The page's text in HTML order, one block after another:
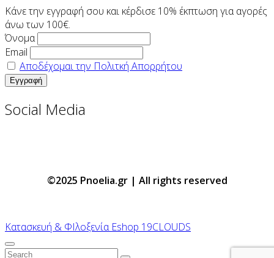
Κάνε την εγγραφή σου και κέρδισε 10% έκπτωση για αγορές
άνω των 100€.
Όνομα
Email
Αποδέχομαι την Πολιτκή Απορρήτου
Social Media
©2025 Pnoelia.gr | All rights reserved
Κατασκευή & ΦΙλοξενία Eshop 19CLOUDS